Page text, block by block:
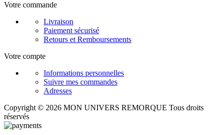
Votre commande
Livraison
Paiement sécurisé
Retours et Remboursements
Votre compte
Informations personnelles
Suivre mes commandes
Adresses
Copyright © 2026 MON UNIVERS REMORQUE Tous droits
réservés